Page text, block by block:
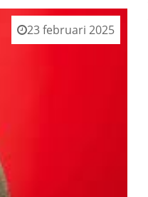
23 februari 2025